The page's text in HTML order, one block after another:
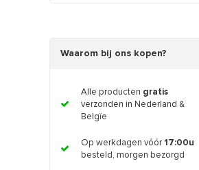
Waarom bij ons kopen?
Alle producten gratis
verzonden in Nederland &
Belgïe
Op werkdagen vóór 17:00u
besteld, morgen bezorgd